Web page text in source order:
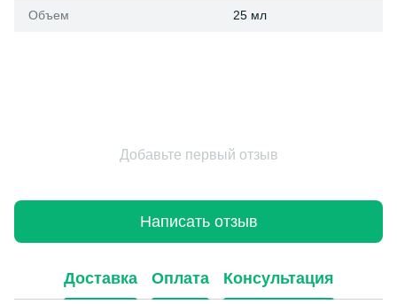
Объем 25 мл
Добавьте первый отзыв
Написать отзыв
Доставка Оплата Консультация